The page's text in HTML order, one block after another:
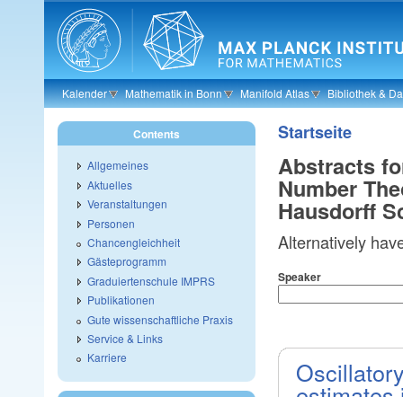
Skip to main content
Kalender Mathematik in Bonn Manifold Atlas Bibliothek &
Startseite
Abstracts
Number
Hausdorff
Alternatively
Speaker
Contents
Allgemeines
Aktuelles
Veranstaltungen
Personen
Chancengleichheit
Gästeprogramm
Graduiertenschule IMPRS
Publikationen
Gute wissenschaftliche Praxis
Service & Links
Karriere